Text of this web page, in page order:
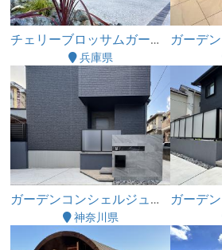
チェリーブロッサムガーデン株式会社
兵庫県
ガーデンコンシェルジュ株式会社
神奈川県